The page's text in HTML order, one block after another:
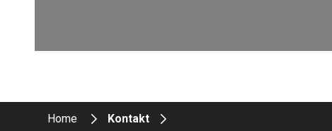
Home Kontakt